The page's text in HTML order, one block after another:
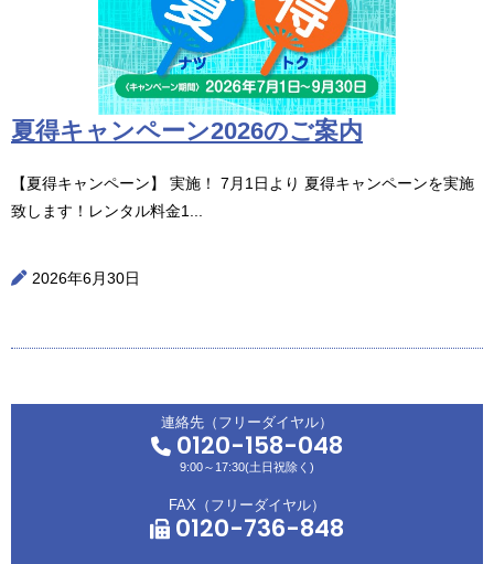
夏得キャンペーン2026のご案内
【夏得キャンペーン】 実施！ 7月1日より 夏得キャンペーンを実施
致します！レンタル料金1...
2026年6月30日
連絡先（フリーダイヤル）
0120-158-048
9:00～17:30(土日祝除く)
FAX（フリーダイヤル）
0120-736-848